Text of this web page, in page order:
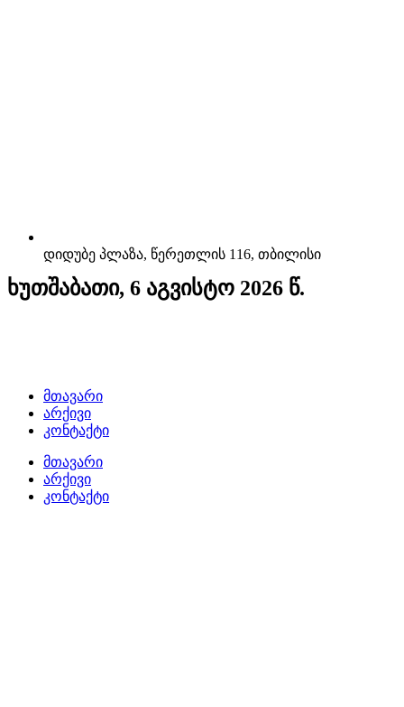
დიდუბე პლაზა, წერეთლის 116, თბილისი
ხუთშაბათი, 6 აგვისტო 2026 წ.
მთავარი
არქივი
კონტაქტი
მთავარი
არქივი
კონტაქტი